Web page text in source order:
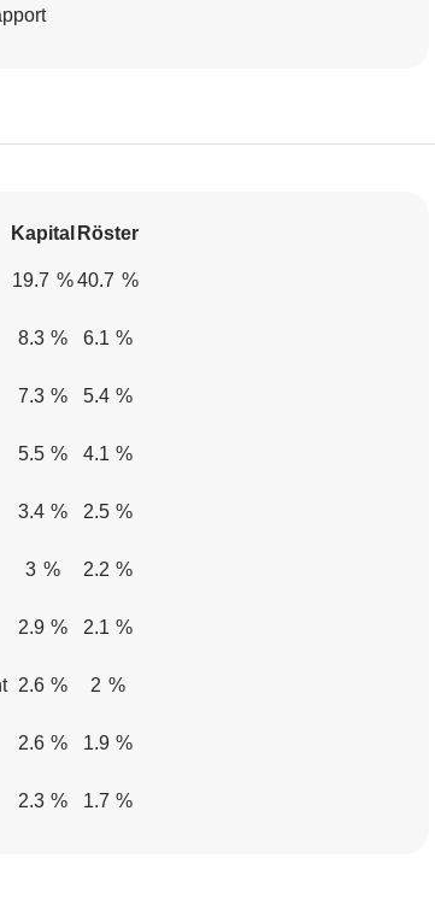
Kapital Röster
19.7 %40.7 %
8.3 % 6.1 %
7.3 % 5.4 %
5.5 % 4.1 %
3.4 % 2.5 %
3 % 2.2 %
2.9 % 2.1 %
2.6 % 2 %
2.6 % 1.9 %
2.3 % 1.7 %